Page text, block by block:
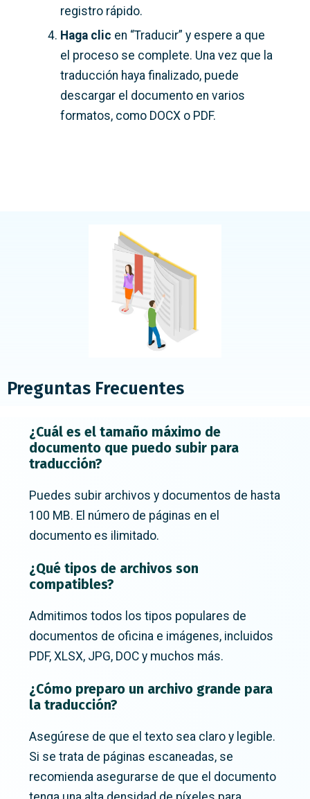
registro rápido.
Haga clic en “Traducir” y espere a que
el proceso se complete. Una vez que la
traducción haya finalizado, puede
descargar el documento en varios
formatos, como DOCX o PDF.
Preguntas Frecuentes
¿Cuál es el tamaño máximo de
documento que puedo subir para
traducción?
Puedes subir archivos y documentos de hasta
100 MB. El número de páginas en el
documento es ilimitado.
¿Qué tipos de archivos son
compatibles?
Admitimos todos los tipos populares de
documentos de oficina e imágenes, incluidos
PDF, XLSX, JPG, DOC y muchos más.
¿Cómo preparo un archivo grande para
la traducción?
Asegúrese de que el texto sea claro y legible.
Si se trata de páginas escaneadas, se
recomienda asegurarse de que el documento